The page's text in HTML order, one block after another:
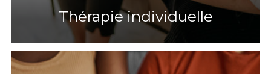
Thérapie individuelle